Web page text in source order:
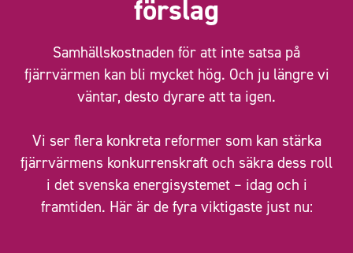
förslag
Samhällskostnaden för att inte satsa på
fjärrvärmen kan bli mycket hög. Och ju längre vi
väntar, desto dyrare att ta igen.
Vi ser flera konkreta reformer som kan stärka
fjärrvärmens konkurrenskraft och säkra dess roll
i det svenska energisystemet – idag och i
framtiden. Här är de fyra viktigaste just nu: